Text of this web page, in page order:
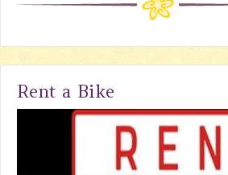
Rent a Bike